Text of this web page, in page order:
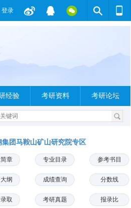
登录
经验 考研资料 考研论坛
集团马鞍山矿山研究院专区
章 专业目录 参考书目
纲 成绩查询 分数线
取 考研真题 报录比